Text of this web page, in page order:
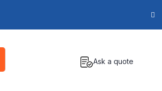
Ask a quote